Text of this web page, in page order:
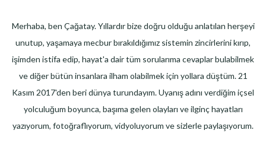
Merhaba, ben Çağatay. Yıllardır bize doğru olduğu anlatılan herşeyi
unutup, yaşamaya mecbur bırakıldığımız sistemin zincirlerini kırıp,
işimden istifa edip, hayat'a dair tüm sorularıma cevaplar bulabilmek
ve diğer bütün insanlara ilham olabilmek için yollara düştüm. 21
Kasım 2017'den beri dünya turundayım. Uyanış adını verdiğim içsel
yolculuğum boyunca, başıma gelen olayları ve ilginç hayatları
yazıyorum, fotoğraflıyorum, vidyoluyorum ve sizlerle paylaşıyorum.